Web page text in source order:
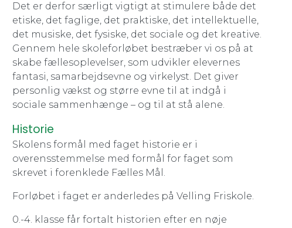
Det er derfor særligt vigtigt at stimulere både det
etiske, det faglige, det praktiske, det intellektuelle,
det musiske, det fysiske, det sociale og det kreative.
Gennem hele skoleforløbet bestræber vi os på at
skabe fællesoplevelser, som udvikler elevernes
fantasi, samarbejdsevne og virkelyst. Det giver
personlig vækst og større evne til at indgå i
sociale sammenhænge – og til at stå alene.
Historie
Skolens formål med faget historie er i
overensstemmelse med formål for faget som
skrevet i forenklede Fælles Mål.
Forløbet i faget er anderledes på Velling Friskole.
0.-4. klasse får fortalt historien efter en nøje